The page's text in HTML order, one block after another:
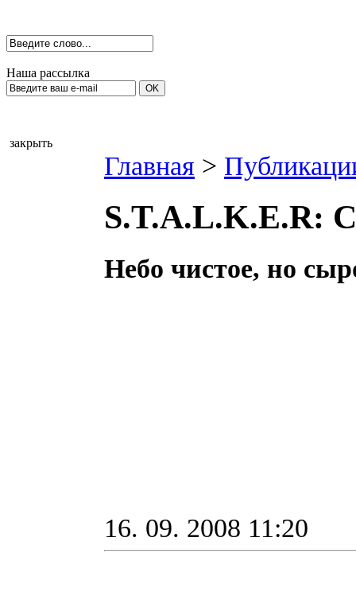
Наша рассылка
закрыть
Главная >
S.T.A.L.K.E.R:
Небо чистое, но
16. 09. 2008 11:20